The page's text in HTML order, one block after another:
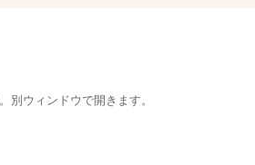
別ウィンドウで開きます。